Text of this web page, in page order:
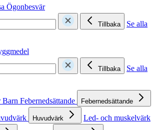
Ögonbesvär
Tillbaka
Se alla
Tillbaka
Se alla
Barn Febernedsättande Febernedsättande
Huvudvärk Led- och muskelvärk